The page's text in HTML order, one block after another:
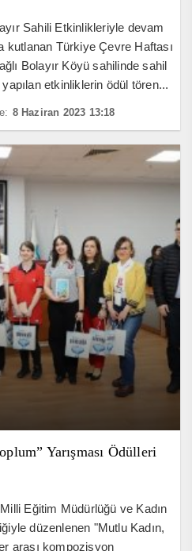
Sahili Etkinlikleriyle devam
kutlanan Türkiye Çevre Haftası
Bolayır Köyü sahilinde sahil
etkinliklerin ödül tören...
8 Haziran 2023 13:18
Yarışması Ödülleri
Eğitim Müdürlüğü ve Kadın
düzenlenen "Mutlu Kadın,
arası kompozisyon